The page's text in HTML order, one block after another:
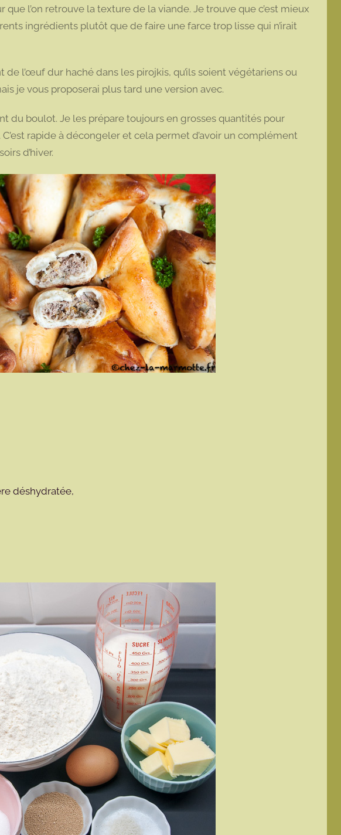
que l’on retrouve la texture de la viande. Je trouve que c’est mieux
ingrédients plutôt que de faire une farce trop lisse qui n’irait
l’œuf dur haché dans les pirojkis, qu’ils soient végétariens ou
je vous proposerai plus tard une version avec.
du boulot. Je les prépare toujours en grosses quantités pour
rapide à décongeler et cela permet d’avoir un complément
d’hiver.
déshydratée,